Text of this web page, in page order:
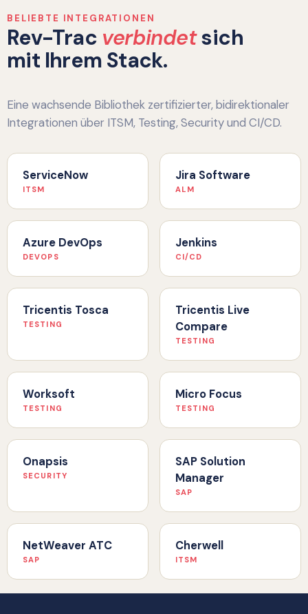
BELIEBTE INTEGRATIONEN
Rev-Trac verbindetsich
mit Ihrem Stack.
Eine wachsende Bibliothek zertifizierter, bidirektionaler
Integrationen über ITSM, Testing, Security und CI/CD.
ServiceNow
ITSM
Jira Software
ALM
Azure DevOps
DEVOPS
Jenkins
CI/CD
Tricentis Tosca
TESTING
Tricentis Live
Compare
TESTING
Worksoft
TESTING
Micro Focus
TESTING
Onapsis
SECURITY
SAP Solution
Manager
SAP
NetWeaver ATC
SAP
Cherwell
ITSM